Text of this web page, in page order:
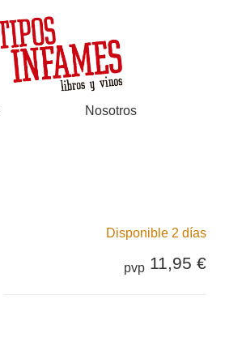
Nosotros
Disponible 2 días
pvp 11,95 €